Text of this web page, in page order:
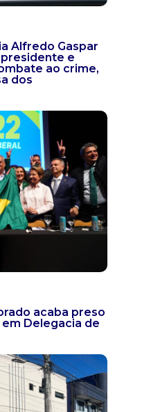
Alfredo Gaspar
e
ao crime,
dos
acaba preso
Delegacia de